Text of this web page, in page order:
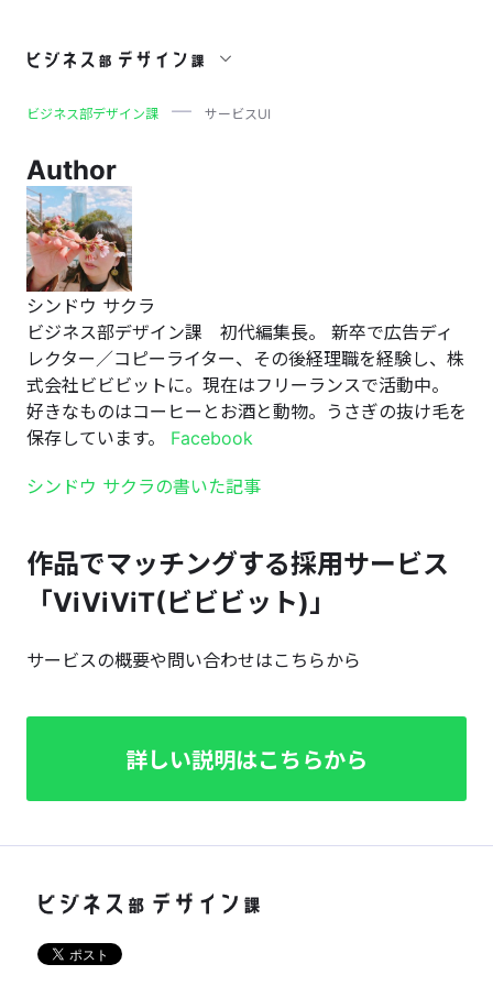
サービスUI
ビジネス部デザイン課 サービスUI
Author
シンドウ サクラ
ビジネス部デザイン課 初代編集長。 新卒で広告ディ
レクター／コピーライター、その後経理職を経験し、株
式会社ビビビットに。現在はフリーランスで活動中。
好きなものはコーヒーとお酒と動物。うさぎの抜け毛を
保存しています。 Facebook
シンドウ サクラの書いた記事
作品でマッチングする採用サービス
「ViViViT(ビビビット)」
サービスの概要や問い合わせはこちらから
詳しい説明はこちらから